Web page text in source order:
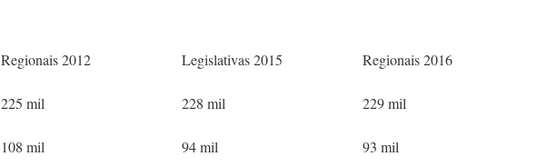
Regionais 2012 Legislativas 2015 Regionais 2016
225 mil 228 mil 229 mil
108 mil 94 mil 93 mil